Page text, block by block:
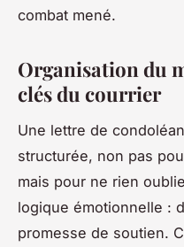
combat mené.
Organisation du
clés du courrier
Une lettre de
structurée, non pas
mais pour ne rien
logique émotionnelle :
promesse de soutien.